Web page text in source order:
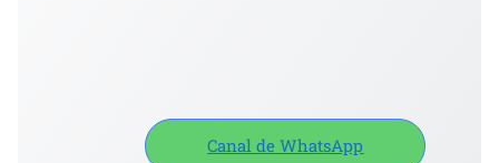
Canal de WhatsApp